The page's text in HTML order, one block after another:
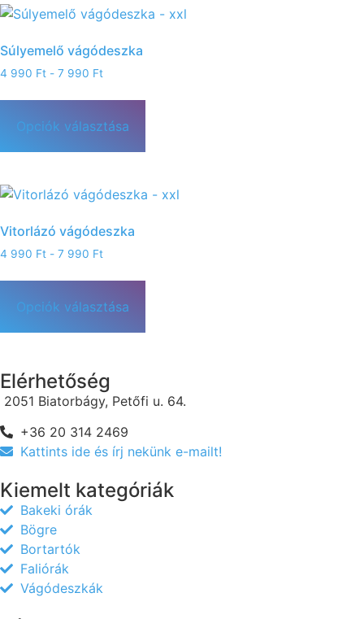
Súlyemelő vágódeszka
4 990 Ft - 7 990 Ft
Opciók választása
Vitorlázó vágódeszka
4 990 Ft - 7 990 Ft
Opciók választása
Elérhetőség
2051 Biatorbágy, Petőfi u. 64.
+36 20 314 2469
Kattints ide és írj nekünk e-mailt!
Kiemelt kategóriák
Bakeki órák
Bögre
Bortartók
Faliórák
Vágódeszkák